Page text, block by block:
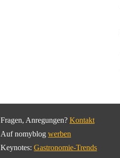
Fragen, Anregungen? Kontakt
Auf nomyblog werben
Keynotes: Gastronomie-Trends